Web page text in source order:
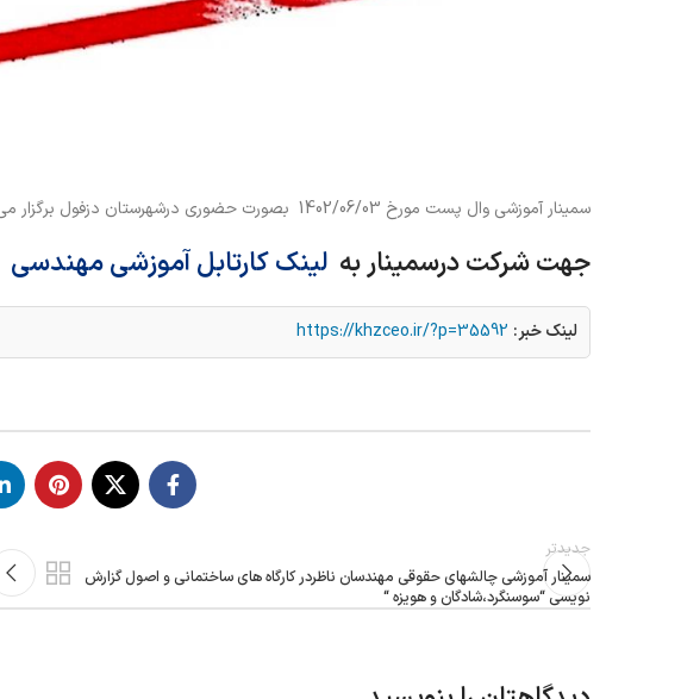
سمینار آموزشی وال پست مورخ 1402/06/03 بصورت حضوري درشهرستان دزفول برگزار می گردد.
جهت شرکت درسمینار به لینک کارتابل آموزشی مهندسی
لینک خبر: https://khzceo.ir/?p=35592
جدیدتر
سمینار آموزشی چالشهاي حقوقی مهندسان ناظردر کارگاه هاي ساختمانی و اصول گزارش
نویسی “سوسنگرد،شادگان و هویزه “